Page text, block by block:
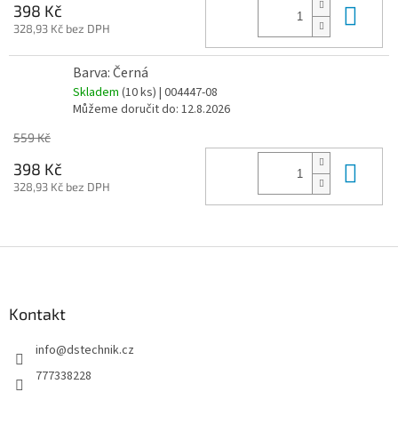
398 Kč
328,93 Kč bez DPH
Barva: Černá
Skladem (10 ks) | 004447-08
Můžeme doručit do: 12.8.2026
559 Kč
398 Kč
328,93 Kč bez DPH
Kontakt
info@dstechnik.cz
777338228